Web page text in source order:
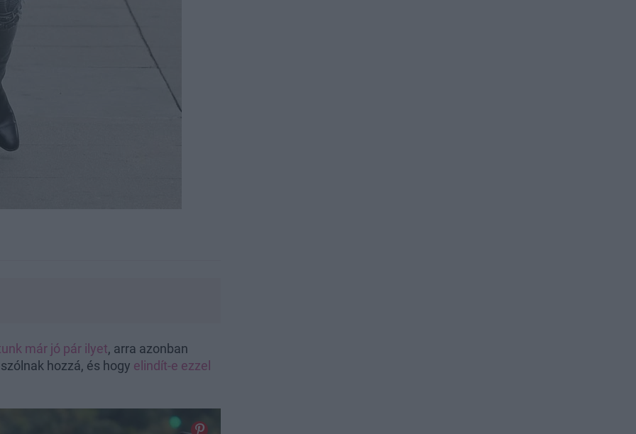
már jó pár ilyet, arra azonban
hozzá, és hogy elindít-e ezzel